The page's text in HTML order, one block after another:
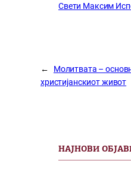
Свети Максим
←
Молитвата –
христијанскиот живот
НАЈНОВИ